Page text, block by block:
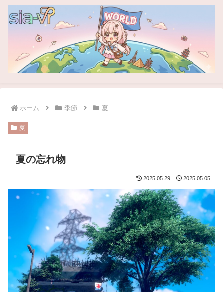
ホーム 季節 夏
夏
夏の忘れ物
2025.05.29 2025.05.05